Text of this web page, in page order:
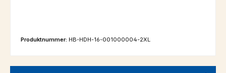
Produktnummer: HB-HDH-16-001000004-2XL